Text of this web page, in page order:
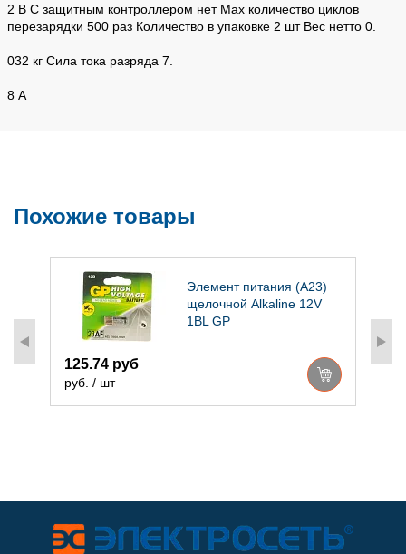
2 В С защитным контроллером нет Max количество циклов
перезарядки 500 раз Количество в упаковке 2 шт Вес нетто 0.
032 кг Сила тока разряда 7.
8 А
Похожие товары
Элемент питания (A23)
щелочной Alkaline 12V
1BL GP
125.74 руб
руб. / шт